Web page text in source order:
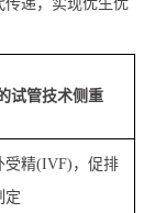
传递，实现优生优
试管技术侧重
受精(IVF)，促排
定